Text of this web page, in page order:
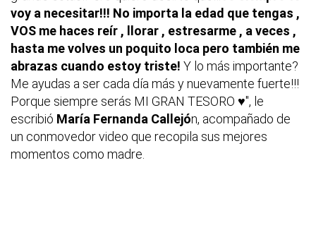
voy a necesitar!!! No importa la edad que tengas ,
VOS me haces reír , llorar , estresarme , a veces ,
hasta me volves un poquito loca pero también me
abrazas cuando estoy triste! Y lo más importante?
Me ayudas a ser cada día más y nuevamente fuerte!!!
Porque siempre serás MI GRAN TESORO ♥", le
escribió María Fernanda Callejón, acompañado de
un conmovedor video que recopila sus mejores
momentos como madre.